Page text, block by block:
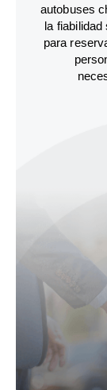
autobuses
la
para